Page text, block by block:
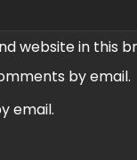
website in this
by email.
email.